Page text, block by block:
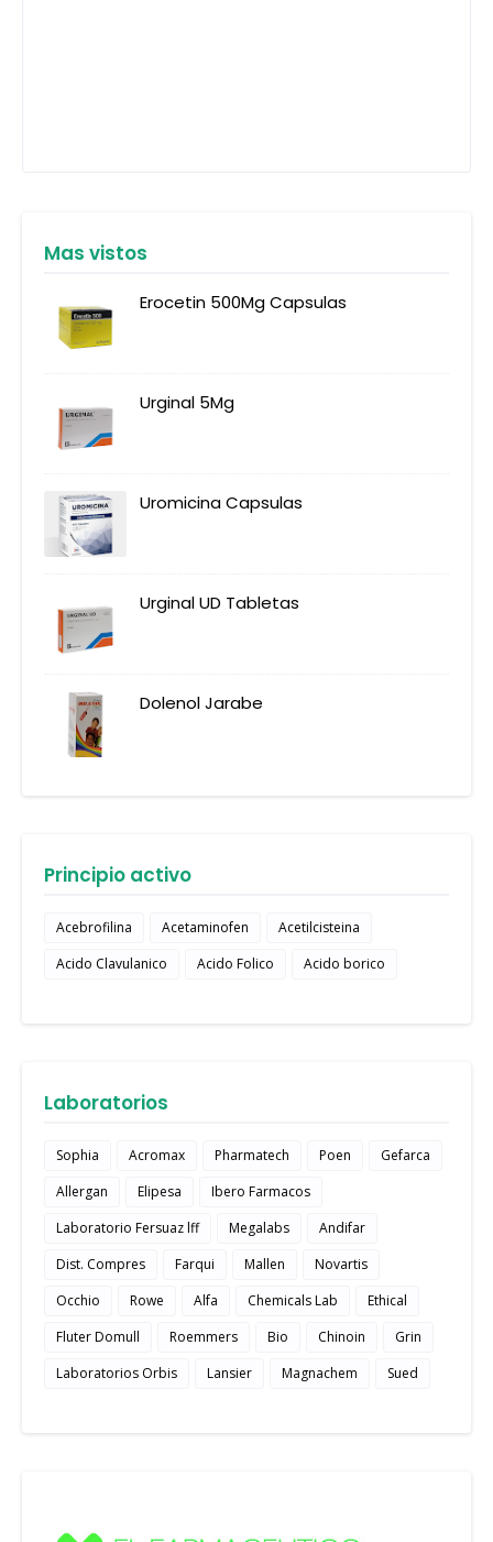
Mas vistos
Erocetin 500Mg Capsulas
Urginal 5Mg
Uromicina Capsulas
Urginal UD Tabletas
Dolenol Jarabe
Principio activo
Acebrofilina Acetaminofen
Acetilcisteina
Acido Clavulanico
Acido Folico Acido borico
Laboratorios
Sophia Acromax Pharmatech Poen
Gefarca
Allergan
Elipesa
Ibero Farmacos
Laboratorio Fersuaz lff
Megalabs
Andifar
Dist. Compres
Farqui Mallen
Novartis
Occhio
Rowe Alfa Chemicals Lab
Ethical
Fluter Domull
Roemmers Bio Chinoin
Grin
Laboratorios Orbis
Lansier Magnachem Sued